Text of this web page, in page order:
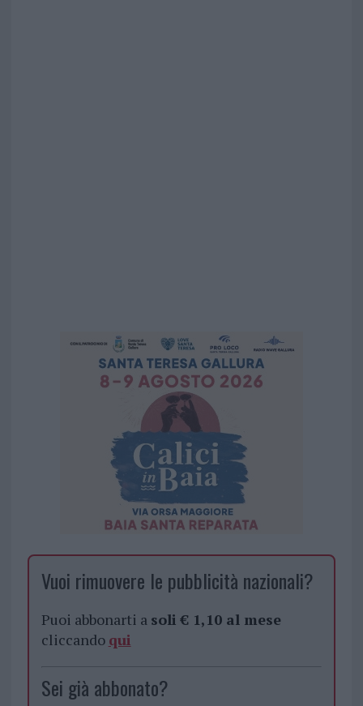
Vuoi rimuovere le pubblicità nazionali?
Puoi abbonarti a soli € 1,10 al mese
cliccando qui
Sei già abbonato?